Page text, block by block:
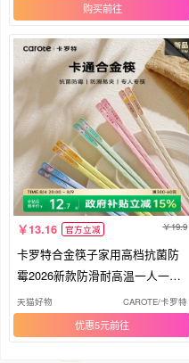
购买
13.16 官方立减 19.9
卡罗特合金筷子家用高档抗菌防
霉2026新款防滑耐高温一人一筷
专用
天猫好物 CAROTE/卡罗特
优惠5元